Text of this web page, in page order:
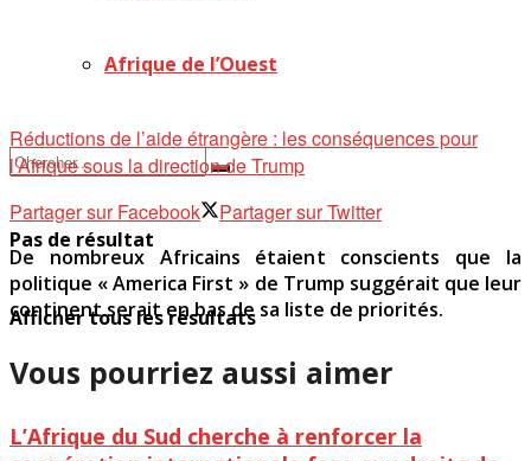
Afrique de l’Ouest
Pas de résultat
Afficher tous les résultats
Réductions de l’aide étrangère : les conséquences pour
l’Afrique sous la direction de Trump
Partager sur Facebook
Partager sur Twitter
De nombreux Africains étaient conscients que la
politique « America First » de Trump suggérait que leur
continent serait en bas de sa liste de priorités.
Vous pourriez aussi aimer
L’Afrique du Sud cherche à renforcer la